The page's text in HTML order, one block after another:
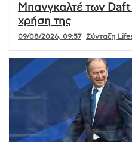
Μπανγκαλτέ των Daft
χρήση της
09/08/2026, 09:57 Σύνταξη